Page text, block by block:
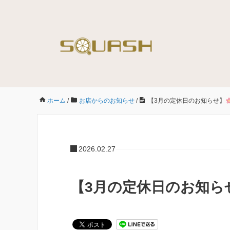
ホーム / お店からのお知らせ / 【3月の定休日のお知らせ】
2026.02.27
【3月の定休日のお知ら